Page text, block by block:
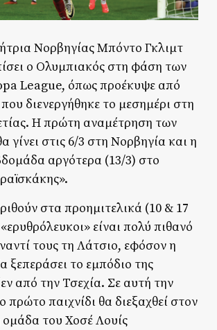
Νορβηγίας Μπόντο Γκλιμτ
ο Ολυμπιακός στη φάση των
League, όπως προέκυψε από
διενεργήθηκε το μεσημέρι στη
Η πρώτη αναμέτρηση των
γίνει στις 6/3 στη Νορβηγία και η
αργότερα (13/3) στο
στα προημιτελικά (10 & 17
είναι πολύ πιθανό
τους τη Λάτσιο, εφόσον η
ξεπεράσει το εμπόδιο της
από την Τσεχία. Σε αυτή την
πρώτο παιχνίδι θα διεξαχθεί στον
ομάδα του Χοσέ Λουίς